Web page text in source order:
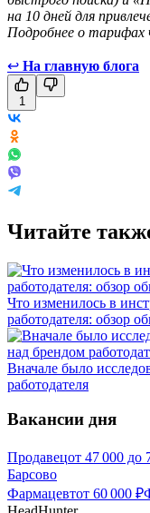
на 10 дней для
Подробнее о
↩ На главную блога
1
Читайте
Что изменилось в
работодателя: обзор
Вначале было
работодателя
Вакансии дня
Продавецот 47 000 до
Барсово
Фармацевтот 60 000 ₽